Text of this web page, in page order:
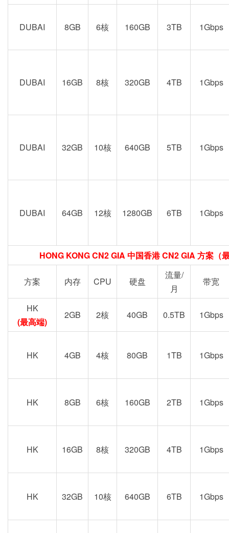
DUBAI 8GB 6核 160GB 3TB 1Gbps
DUBAI 16GB 8核 320GB 4TB 1Gbps
DUBAI 32GB 10核 640GB 5TB 1Gbps
DUBAI 64GB 12核 1280GB 6TB 1Gbps
HONG KONG CN2 GIA 中国香港 CN2 GIA 方案（
方案 内存 CPU 硬盘
流量/
月
带宽
HK
(最高端)
2GB 2核 40GB 0.5TB 1Gbps
HK 4GB 4核 80GB 1TB 1Gbps
HK 8GB 6核 160GB 2TB 1Gbps
HK 16GB 8核 320GB 4TB 1Gbps
HK 32GB 10核 640GB 6TB 1Gbps